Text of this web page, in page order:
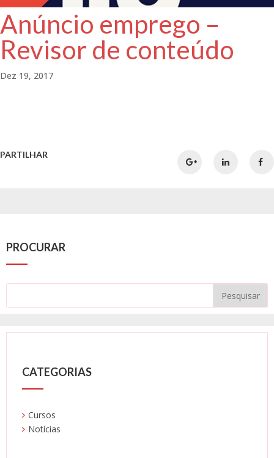
Anúncio emprego –
Revisor de conteúdo
Dez 19, 2017
PARTILHAR
PROCURAR
CATEGORIAS
Cursos
Notícias